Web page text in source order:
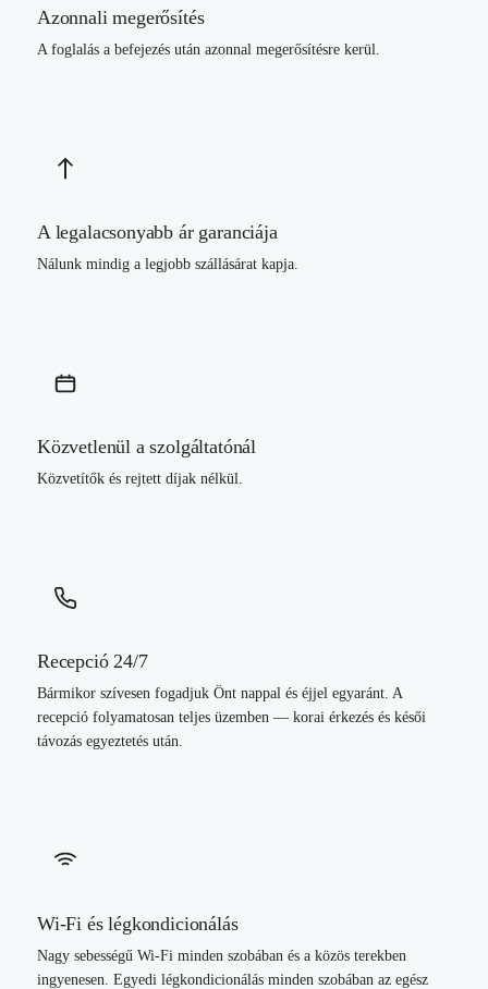
Azonnali megerősítés
A foglalás a befejezés után azonnal megerősítésre kerül.
A legalacsonyabb ár garanciája
Nálunk mindig a legjobb szállásárat kapja.
Közvetlenül a szolgáltatónál
Közvetítők és rejtett díjak nélkül.
Recepció 24/7
Bármikor szívesen fogadjuk Önt nappal és éjjel egyaránt. A
recepció folyamatosan teljes üzemben — korai érkezés és késői
távozás egyeztetés után.
Wi-Fi és légkondicionálás
Nagy sebességű Wi-Fi minden szobában és a közös terekben
ingyenesen. Egyedi légkondicionálás minden szobában az egész